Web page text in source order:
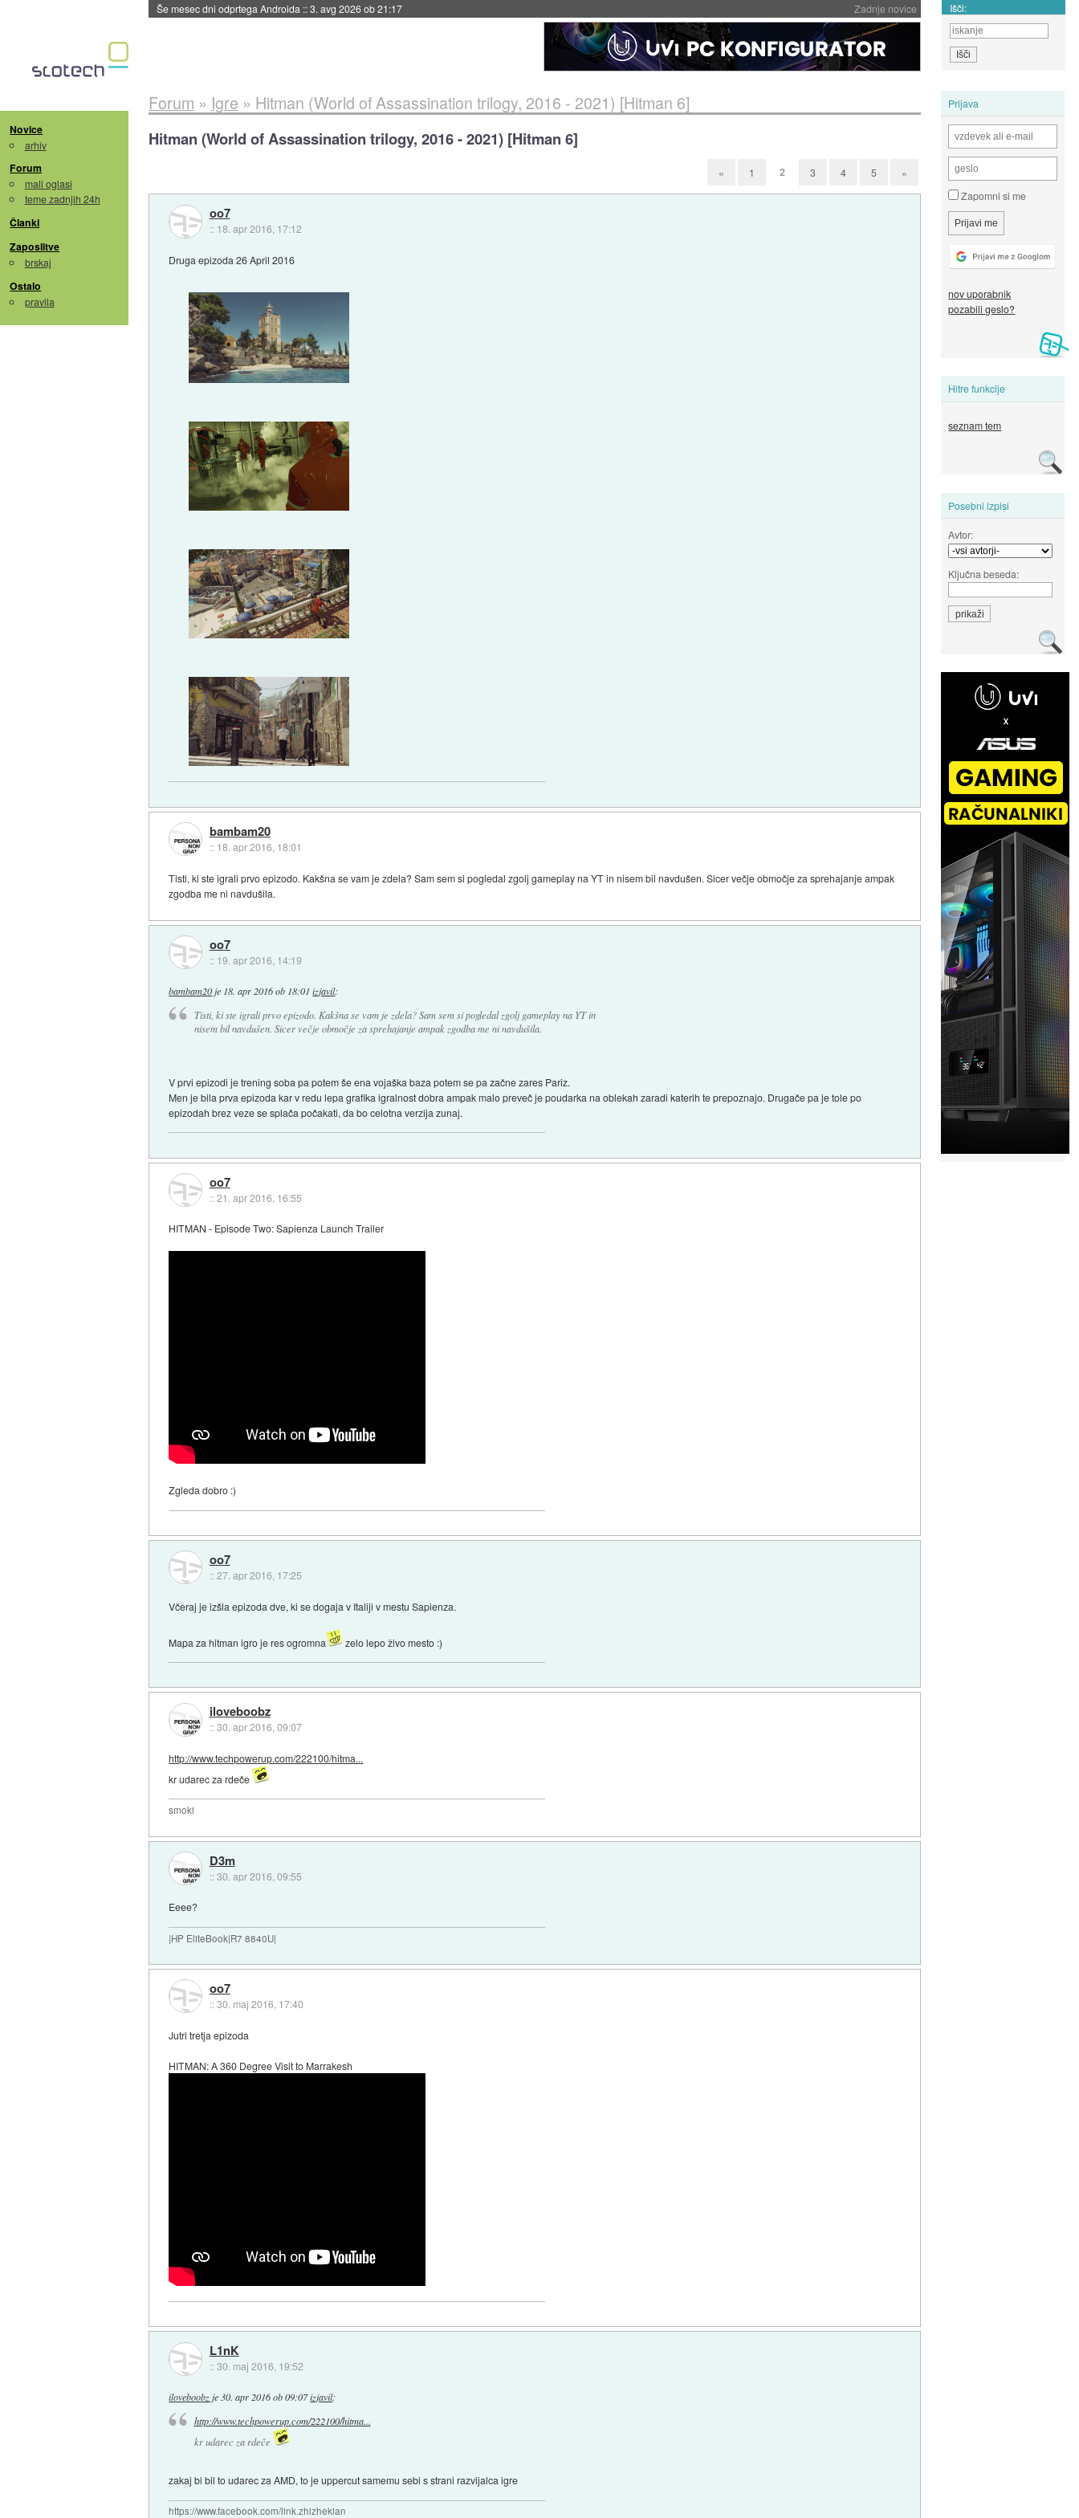
Zadnje novice
Še mesec dni odprtega Androida ::3. avg 2026 ob 21:17 Išči:
Novice
arhiv
Forum
mali oglasi
teme zadnjih 24h
Članki
Zaposlitve
brskaj
Ostalo
pravila
Prijava
Zapomni si me
nov uporabnik
pozabili geslo?
Hitre funkcije
seznam tem
Posebni izpisi
Avtor:
Ključna beseda:
Forum » Igre » Hitman (World of Assassination trilogy, 2016 - 2021) [Hitman 6]
Hitman (World of Assassination trilogy, 2016 - 2021) [Hitman 6]
« 1 2 3 4 5 »
oo7
:: 18. apr 2016, 17:12
Druga epizoda 26 April 2016
bambam20
:: 18. apr 2016, 18:01
Tisti, ki ste igrali prvo epizodo. Kakšna se vam je zdela? Sam sem si pogledal zgolj gameplay na YT in nisem bil navdušen. Sicer večje območje za sprehajanje ampak
zgodba me ni navdušila.
oo7
:: 19. apr 2016, 14:19
bambam20 je 18. apr 2016 ob 18:01 izjavil:
Tisti, ki ste igrali prvo epizodo. Kakšna se vam je zdela? Sam sem si pogledal zgolj gameplay na YT in
nisem bil navdušen. Sicer večje območje za sprehajanje ampak zgodba me ni navdušila.
V prvi epizodi je trening soba pa potem še ena vojaška baza potem se pa začne zares Pariz.
Men je bila prva epizoda kar v redu lepa grafika igralnost dobra ampak malo preveč je poudarka na oblekah zaradi katerih te prepoznajo. Drugače pa je tole po
epizodah brez veze se splača počakati, da bo celotna verzija zunaj.
oo7
::21. apr 2016, 16:55
HITMAN - Episode Two: Sapienza Launch Trailer
Zgleda dobro :)
oo7
::27. apr 2016, 17:25
Včeraj je izšla epizoda dve, ki se dogaja v Italiji v mestu Sapienza.
Mapa za hitman igro je res ogromna zelo lepo živo mesto :)
iloveboobz
::30. apr 2016, 09:07
http://www.techpowerup.com/222100/hitma...
kr udarec za rdeče
smoki
D3m
::30. apr 2016, 09:55
Eeee?
|HP EliteBook|R7 8840U|
oo7
::30. maj 2016, 17:40
Jutri tretja epizoda
HITMAN: A 360 Degree Visit to Marrakesh
L1nK
::30. maj 2016, 19:52
iloveboobz je 30. apr 2016 ob 09:07izjavil:
http://www.techpowerup.com/222100/hitma...
kr udarec za rdeče
zakaj bi bil to udarec za AMD, to je uppercut samemu sebi s strani razvijalca igre
https://www.facebook.com/link.zhizhekian